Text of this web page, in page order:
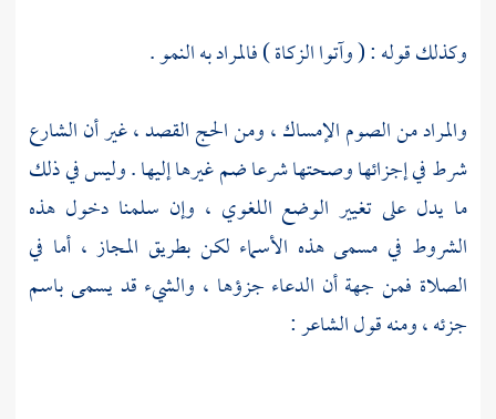
وكذلك قوله : ( وآتوا الزكاة ) فالمراد به النمو .
والمراد من الصوم الإمساك ، ومن الحج القصد ، غير أن الشارع
شرط في إجزائها وصحتها شرعا ضم غيرها إليها . وليس في ذلك
ما يدل على تغيير الوضع اللغوي ، وإن سلمنا دخول هذه
الشروط في مسمى هذه الأسماء لكن بطريق المجاز ، أما في
الصلاة فمن جهة أن الدعاء جزؤها ، والشيء قد يسمى باسم
جزئه ، ومنه قول الشاعر :